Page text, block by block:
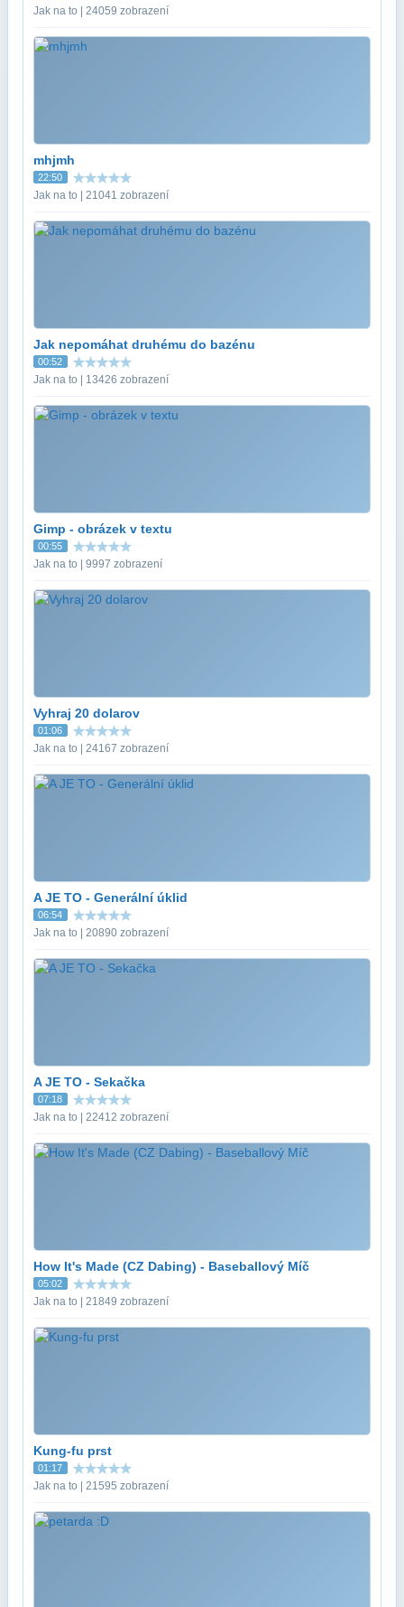
Jak na to | 24059 zobrazení
mhjmh
22:50
Jak na to | 21041 zobrazení
Jak nepomáhat druhému do bazénu
00:52
Jak na to | 13426 zobrazení
Gimp - obrázek v textu
00:55
Jak na to | 9997 zobrazení
Vyhraj 20 dolarov
01:06
Jak na to | 24167 zobrazení
A JE TO - Generální úklid
06:54
Jak na to | 20890 zobrazení
A JE TO - Sekačka
07:18
Jak na to | 22412 zobrazení
How It's Made (CZ Dabing) - Baseballový Míč
05:02
Jak na to | 21849 zobrazení
Kung-fu prst
01:17
Jak na to | 21595 zobrazení